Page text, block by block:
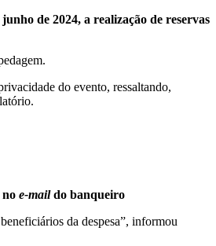
de 2024, a realização de reservas
do evento, ressaltando,
no e-maildo banqueiro
da despesa”, informou